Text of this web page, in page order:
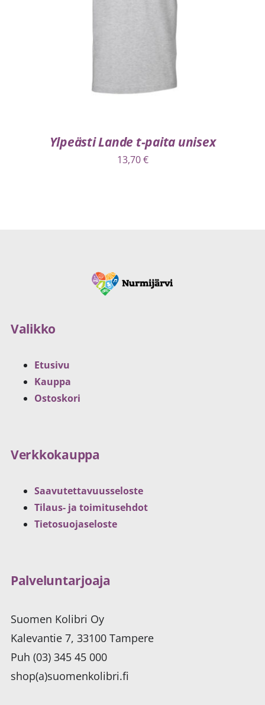
LISÄTIEDOT
Ylpeästi Lande t-paita unisex
13,70€
Valikko
Etusivu
Kauppa
Ostoskori
Verkkokauppa
Saavutettavuusseloste
Tilaus- ja toimitusehdot
Tietosuojaseloste
Palveluntarjoaja
Suomen Kolibri Oy
Kalevantie 7, 33100 Tampere
Puh (03) 345 45 000
shop(a)suomenkolibri.fi